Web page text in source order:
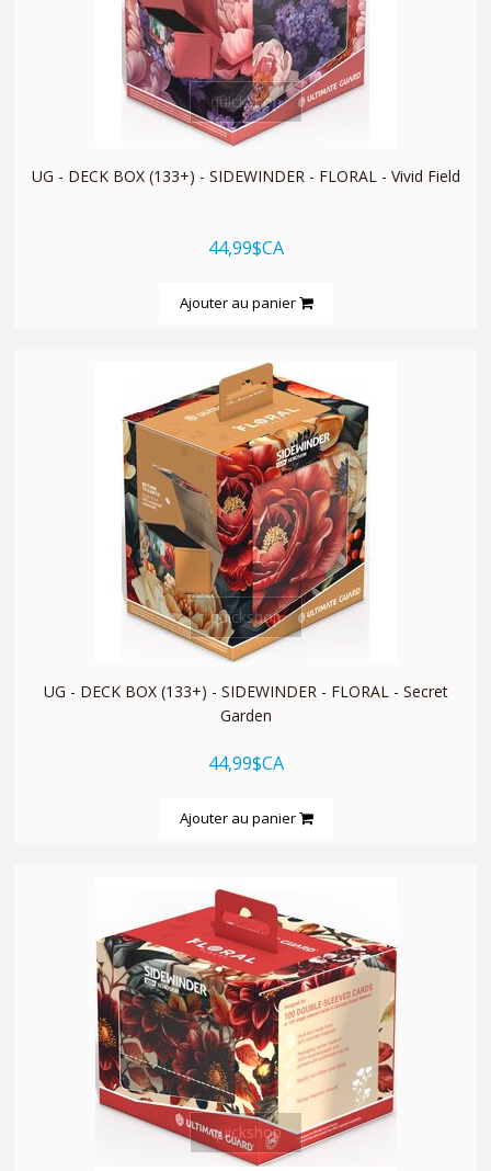
quickshop
UG - DECK BOX (133+) - SIDEWINDER - FLORAL - Vivid Field
44,99$CA
Ajouter au panier
quickshop
UG - DECK BOX (133+) - SIDEWINDER - FLORAL - Secret
Garden
44,99$CA
Ajouter au panier
quickshop